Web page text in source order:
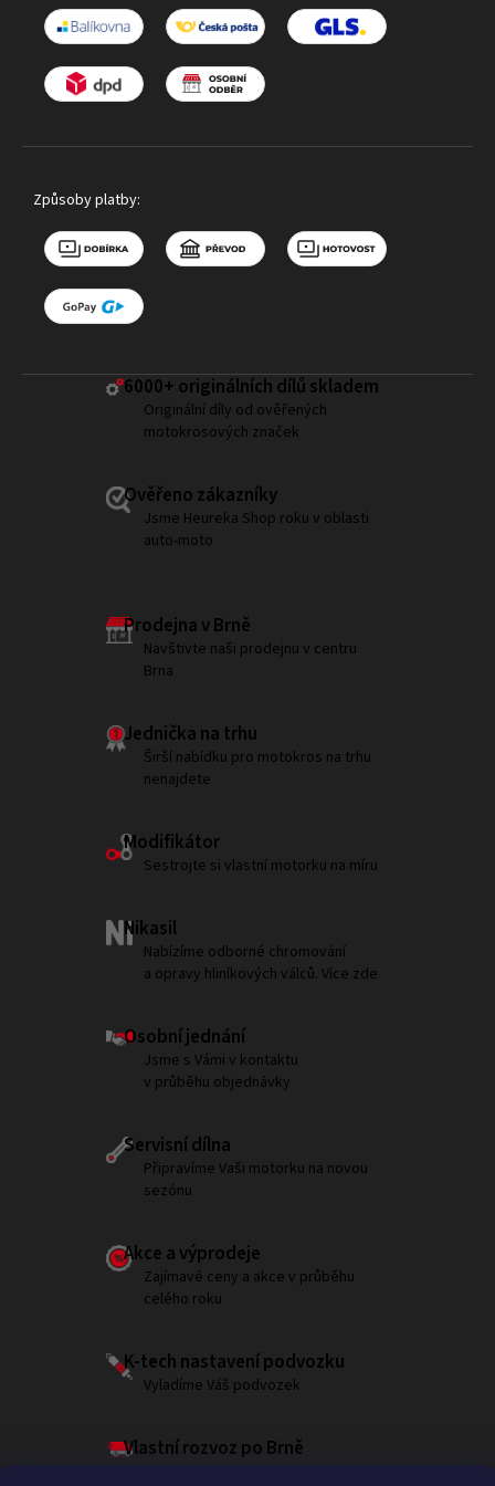
Způsoby platby:
6000+ ​originálních dílů skladem
Originální díly od ověřených
motokrosových značek
Ověřeno zákazníky
Jsme Heureka Shop roku v oblasti
auto-moto
Prodejna v Brně
Navštivte naši prodejnu v centru
Brna
Jednička na trhu
Širší nabídku pro motokros na trhu
nenajdete
Modifikátor
Sestrojte si vlastní motorku na míru
Nikasil
Nabízíme odborné chromování
a opravy hliníkových válců. Více zde
Osobní jednání
Jsme s Vámi v kontaktu
v průběhu objednávky
Servisní dílna
Připravíme Vaši motorku na novou
sezónu
Akce a výprodeje
Zajímavé ceny a akce v průběhu
celého roku
K-tech nastavení podvozku
Vyladíme Váš podvozek
Vlastní rozvoz po Brně
Garantujeme doručení do 180 minut